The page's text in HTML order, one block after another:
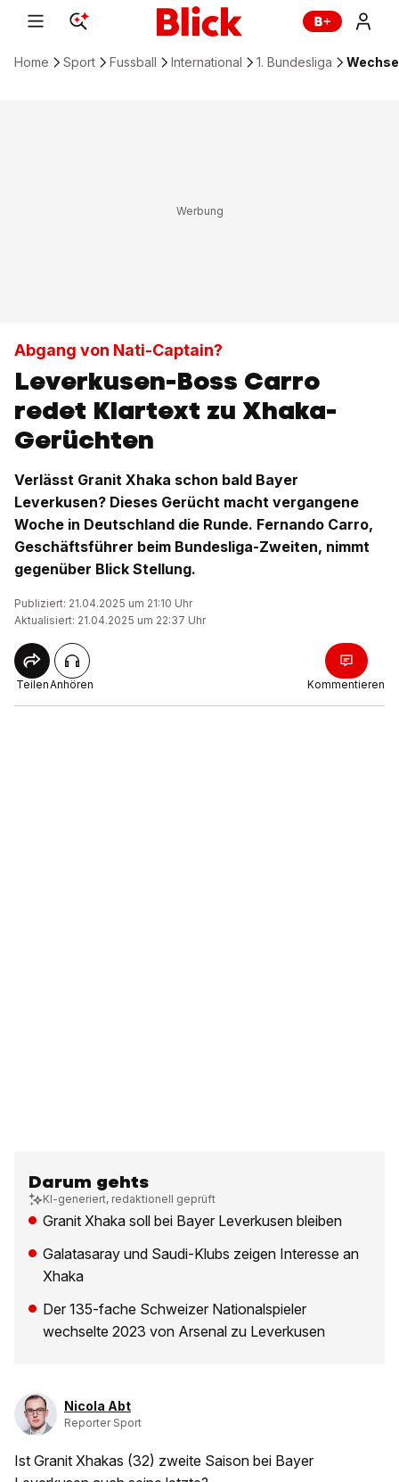
Home Sport Fussball International 1. Bundesliga
Abgang von Nati-Captain?
Leverkusen-Boss Carro
redet Klartext zu Xhaka-
Gerüchten
Verlässt Granit Xhaka schon bald Bayer
Leverkusen? Dieses Gerücht macht vergangene
Woche in Deutschland die Runde. Fernando Carro,
Geschäftsführer beim Bundesliga-Zweiten, nimmt
gegenüber Blick Stellung.
Publiziert: 21.04.2025 um 21:10 Uhr
Aktualisiert: 21.04.2025 um 22:37 Uhr
TeilenAnhören Kommentieren
Darum gehts
KI-generiert, redaktionell geprüft
Granit Xhaka soll bei Bayer Leverkusen bleiben
Galatasaray und Saudi-Klubs zeigen Interesse an
Xhaka
Der 135-fache Schweizer Nationalspieler
wechselte 2023 von Arsenal zu Leverkusen
Nicola Abt
Reporter Sport
Ist Granit Xhakas (32) zweite Saison bei Bayer